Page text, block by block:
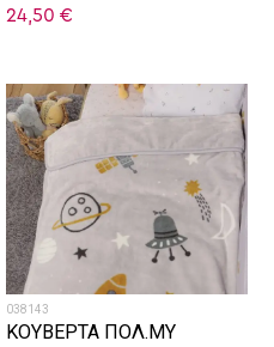
24,50 €
038143
ΚΟΥΒΕΡΤΑ ΠΟΛ.MY